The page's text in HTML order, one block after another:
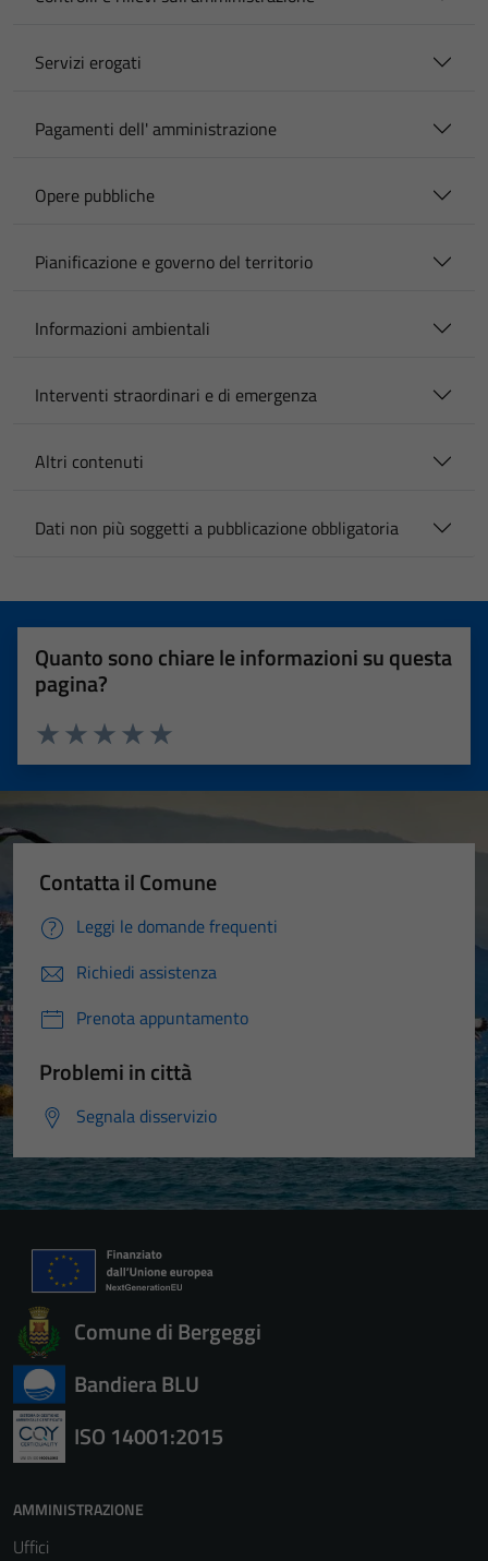
Servizi erogati
Pagamenti dell' amministrazione
Opere pubbliche
Pianificazione e governo del territorio
Informazioni ambientali
Interventi straordinari e di emergenza
Altri contenuti
Dati non più soggetti a pubblicazione obbligatoria
Quanto sono chiare le informazioni su questa
pagina?
Valuta 5 stelle su 5
Valuta 4 stelle su 5
Valuta 3 stelle su 5
Valuta 2 stelle su 5
Valuta 1 stelle su 5
Contatta il Comune
Leggi le domande frequenti
Richiedi assistenza
Prenota appuntamento
Problemi in città
Segnala disservizio
Comune di Bergeggi
Bandiera BLU
ISO 14001:2015
AMMINISTRAZIONE
Uffici